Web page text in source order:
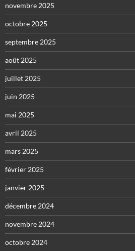
novembre 2025
octobre 2025
septembre 2025
août 2025
juillet 2025
juin 2025
mai 2025
avril 2025
mars 2025
février 2025
janvier 2025
décembre 2024
novembre 2024
octobre 2024